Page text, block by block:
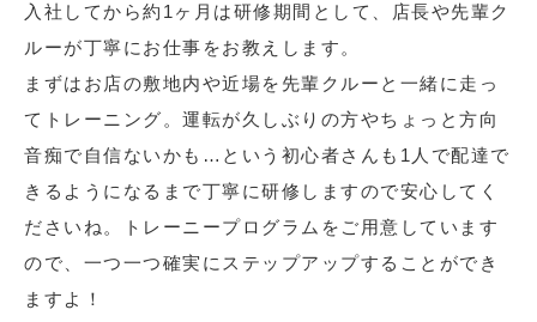
入社してから約1ヶ月は研修期間として、店長や先輩ク
ルーが丁寧にお仕事をお教えします。
まずはお店の敷地内や近場を先輩クルーと一緒に走っ
てトレーニング。運転が久しぶりの方やちょっと方向
音痴で自信ないかも…という初心者さんも1人で配達で
きるようになるまで丁寧に研修しますので安心してく
ださいね。トレーニープログラムをご用意しています
ので、一つ一つ確実にステップアップすることができ
ますよ！